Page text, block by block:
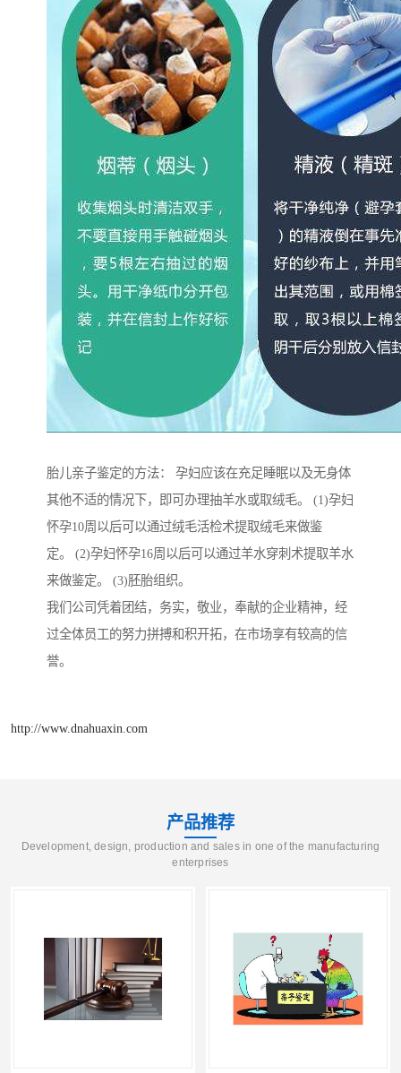
胎儿亲子鉴定的方法： 孕妇应该在充足睡眠以及无身体
其他不适的情况下，即可办理抽羊水或取绒毛。 (1)孕妇
怀孕10周以后可以通过绒毛活检术提取绒毛来做鉴
定。 (2)孕妇怀孕16周以后可以通过羊水穿刺术提取羊水
来做鉴定。 (3)胚胎组织。
我们公司凭着团结，务实，敬业，奉献的企业精神，经
过全体员工的努力拼搏和积开拓，在市场享有较高的信
誉。
http://www.dnahuaxin.com
产品推荐
Development, design, production and sales in one of the manufacturing
enterprises